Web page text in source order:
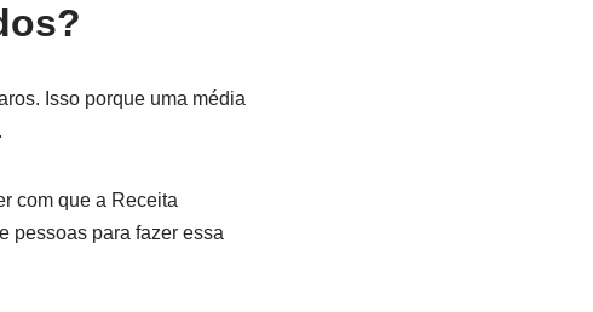
Isso porque uma média
com que a Receita
pessoas para fazer essa